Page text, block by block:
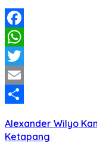
Facebook
WhatsApp
Twitter
Email
Alexander Wilyo
Ketapang